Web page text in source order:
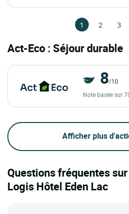
1 2 3
Act-Eco : Séjour durable
8/10
Note basée sur
Afficher plus
Questions fréquentes
Logis Hôtel Eden Lac